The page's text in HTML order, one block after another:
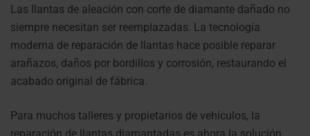
Las llantas de aleación con corte de diamante dañado no
siempre necesitan ser reemplazadas. La tecnología
moderna de reparación de llantas hace posible reparar
arañazos, daños por bordillos y corrosión, restaurando el
acabado original de fábrica.
Para muchos talleres y propietarios de vehículos, la